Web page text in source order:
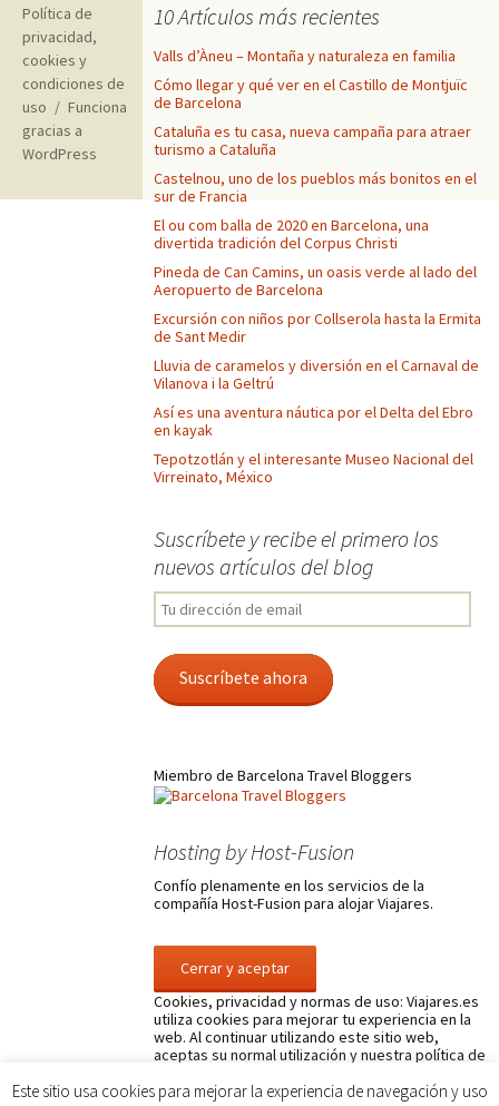
10 Artículos más recientes
Valls d’Àneu – Montaña y naturaleza en familia
Cómo llegar y qué ver en el Castillo de Montjuïc
de Barcelona
Cataluña es tu casa, nueva campaña para atraer
turismo a Cataluña
Castelnou, uno de los pueblos más bonitos en el
sur de Francia
El ou com balla de 2020 en Barcelona, una
divertida tradición del Corpus Christi
Pineda de Can Camins, un oasis verde al lado del
Aeropuerto de Barcelona
Excursión con niños por Collserola hasta la Ermita
de Sant Medir
Lluvia de caramelos y diversión en el Carnaval de
Vilanova i la Geltrú
Así es una aventura náutica por el Delta del Ebro
en kayak
Tepotzotlán y el interesante Museo Nacional del
Virreinato, México
Suscríbete y recibe el primero los
nuevos artículos del blog
Tu
dirección
email
Suscríbete ahora
Miembro de Barcelona Travel Bloggers
Hosting by Host-Fusion
Confío plenamente en los servicios de la
compañía Host-Fusion para alojar Viajares.
Cookies, privacidad y normas de uso: Viajares.es
utiliza cookies para mejorar tu experiencia en la
web. Al continuar utilizando este sitio web,
aceptas su normal utilización y nuestra política de
su control y sobre nuestra política de privacidad y
Política de
privacidad,
cookies y
condiciones de
uso
Funciona
gracias a
WordPress
Este sitio usa cookies para mejorar la experiencia de navegación y uso